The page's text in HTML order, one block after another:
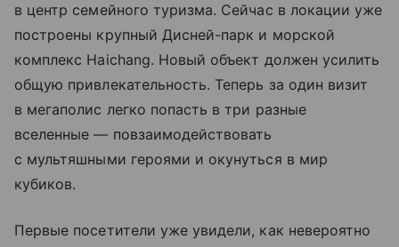
в центр семейного туризма. Сейчас в локации уже
построены крупный Дисней-парк и морской
комплекс Haichang. Новый объект должен усилить
общую привлекательность. Теперь за один визит
в мегаполис легко попасть в три разные
вселенные — повзаимодействовать
с мультяшными героями и окунуться в мир
кубиков.
Первые посетители уже увидели, как невероятно